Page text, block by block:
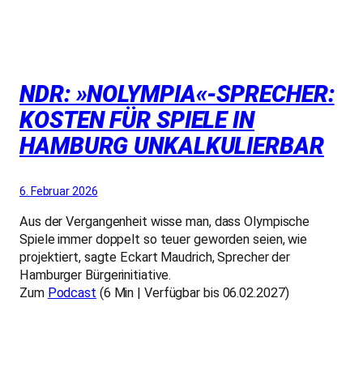
NDR: »NOLYMPIA«-SPRECHER:
KOSTEN FÜR SPIELE IN
HAMBURG UNKALKULIERBAR
6. Februar 2026
Aus der Vergangenheit wisse man, dass Olympische
Spiele immer doppelt so teuer geworden seien, wie
projektiert, sagte Eckart Maudrich, Sprecher der
Hamburger Bürgerinitiative.
Zum Podcast (6 Min | Verfügbar bis 06.02.2027)